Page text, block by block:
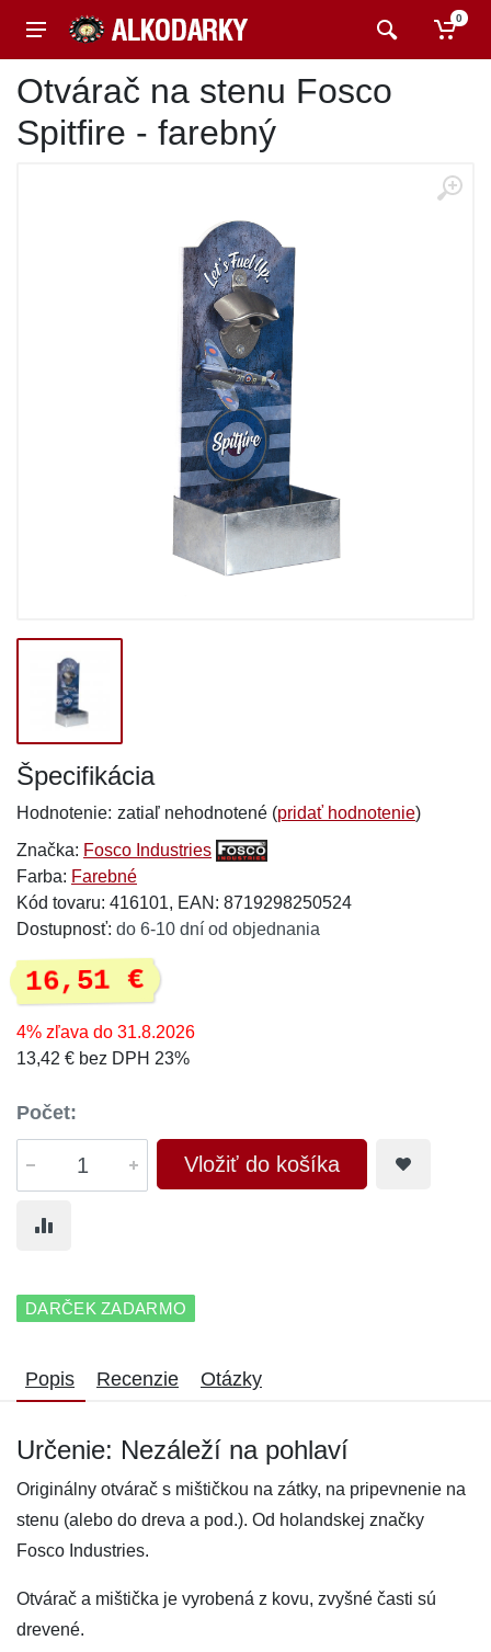
0
Otvárač na stenu Fosco
Spitfire - farebný
Špecifikácia
Hodnotenie: zatiaľ nehodnotené (pridať hodnotenie)
Značka: Fosco Industries
Farba: Farebné
Kód tovaru: 416101, EAN: 8719298250524
Dostupnosť: do 6-10 dní od objednania
16,51 €
4% zľava do 31.8.2026
13,42 € bez DPH 23%
Počet:
Vložiť do košíka
DARČEK ZADARMO
Popis Recenzie Otázky
Určenie: Nezáleží na pohlaví
Originálny otvárač s mištičkou na zátky, na pripevnenie na
stenu (alebo do dreva a pod.). Od holandskej značky
Fosco Industries.
Otvárač a mištička je vyrobená z kovu, zvyšné časti sú
drevené.